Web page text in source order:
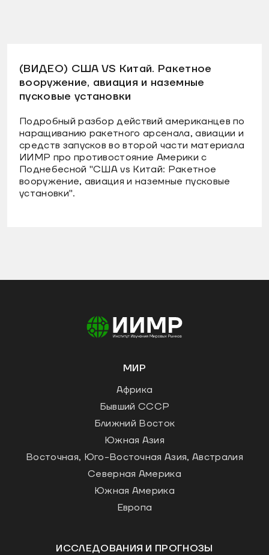
(ВИДЕО) США VS Китай. Ракетное
вооружение, авиация и наземные
пусковые установки
Подробный разбор действий американцев по
наращиванию ракетного арсенала, авиации и
средств запусков во второй части материала
ИИМР про противостояние Америки с
Поднебесной "США vs Китай: Ракетное
вооружение, авиация и наземные пусковые
установки".
МИР
Африка
Бывший СССР
Ближний Восток
Южная Азия
Восточная, Юго-Восточная Азия, Австралия
Северная Америка
Южная Америка
Европа
ИССЛЕДОВАНИЯ И ПРОГНОЗЫ